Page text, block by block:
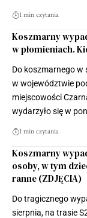
1 min czytania
Koszmarny
w płomieniach.
Do koszmarnego w
w województwie
miejscowości
wydarzyło się w
1 min czytania
Koszmarny
osoby, w tym
ranne (ZDJĘCIA)
Do tragicznego
sierpnia, na trasie